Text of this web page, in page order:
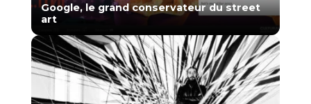
Google, le grand conservateur du street
art